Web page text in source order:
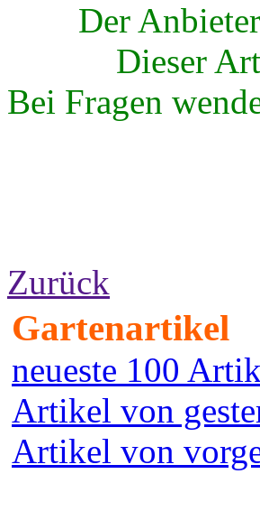
Der
Dieser
Bei Fragen
Zurück
Gartenartikel
neueste 100
Artikel von
Artikel von